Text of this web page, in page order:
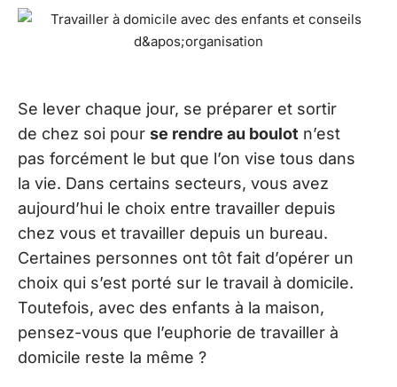
Se lever chaque jour, se préparer et sortir
de chez soi pour se rendre au boulot n’est
pas forcément le but que l’on vise tous dans
la vie. Dans certains secteurs, vous avez
aujourd’hui le choix entre travailler depuis
chez vous et travailler depuis un bureau.
Certaines personnes ont tôt fait d’opérer un
choix qui s’est porté sur le travail à domicile.
Toutefois, avec des enfants à la maison,
pensez-vous que l’euphorie de travailler à
domicile reste la même ?